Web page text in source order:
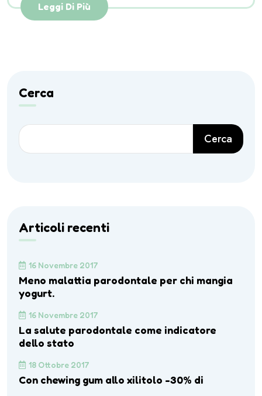
Leggi Di Più
Cerca
Cerca
Articoli recenti
16 Novembre 2017
Meno malattia parodontale per chi mangia
yogurt.
16 Novembre 2017
La salute parodontale come indicatore
dello stato
18 Ottobre 2017
Con chewing gum allo xilitolo -30% di